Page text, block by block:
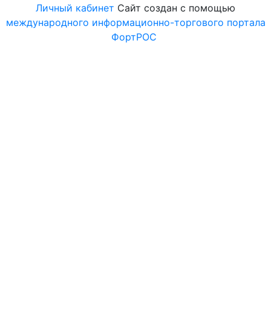
Личный кабинет Сайт создан с помощью
международного информационно-торгового портала
ФортРОС